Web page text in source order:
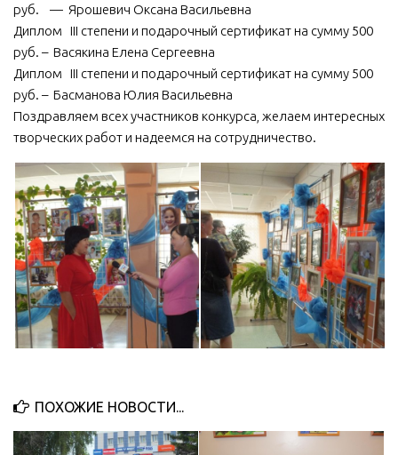
руб. — Ярошевич Оксана Васильевна
Диплом III степени и подарочный сертификат на сумму 500
руб. – Васякина Елена Сергеевна
Диплом III степени и подарочный сертификат на сумму 500
руб. – Басманова Юлия Васильевна
Поздравляем всех участников конкурса, желаем интересных
творческих работ и надеемся на сотрудничество.
ПОХОЖИЕ НОВОСТИ...